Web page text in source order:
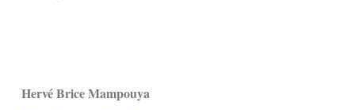
Hervé Brice Mampouya